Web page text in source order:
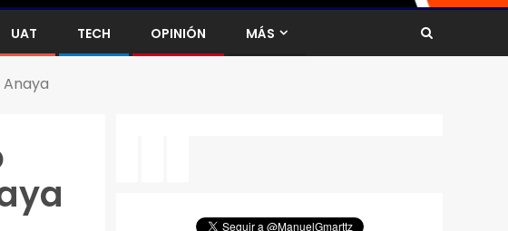
UAT TECH OPINIÓN MÁS